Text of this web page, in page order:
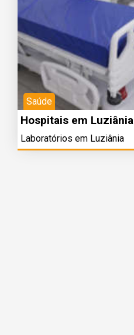
Saúde
Hospitais em Luziânia
Laboratórios em Luziânia